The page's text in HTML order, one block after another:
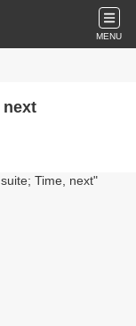
MENU
next